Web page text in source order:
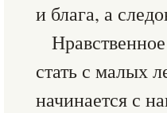
и блага, а
стать с малых
начинается с